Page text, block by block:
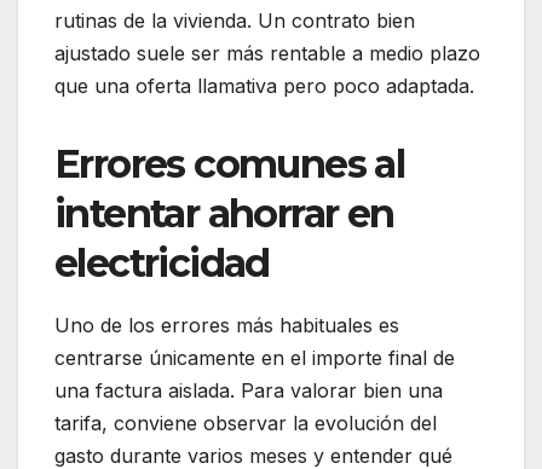
rutinas de la vivienda. Un contrato bien
ajustado suele ser más rentable a medio plazo
que una oferta llamativa pero poco adaptada.
Errores comunes al
intentar ahorrar en
electricidad
Uno de los errores más habituales es
centrarse únicamente en el importe final de
una factura aislada. Para valorar bien una
tarifa, conviene observar la evolución del
gasto durante varios meses y entender qué